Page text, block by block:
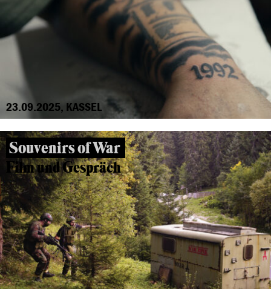
23.09.2025, KASSEL
Souvenirs of War
Film und Gespräch